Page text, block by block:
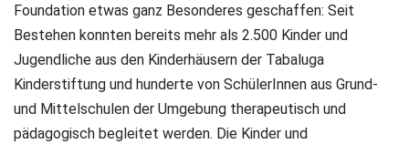
Foundation etwas ganz Besonderes geschaffen: Seit
Bestehen konnten bereits mehr als 2.500 Kinder und
Jugendliche aus den Kinderhäusern der Tabaluga
Kinderstiftung und hunderte von SchülerInnen aus Grund-
und Mittelschulen der Umgebung therapeutisch und
pädagogisch begleitet werden. Die Kinder und